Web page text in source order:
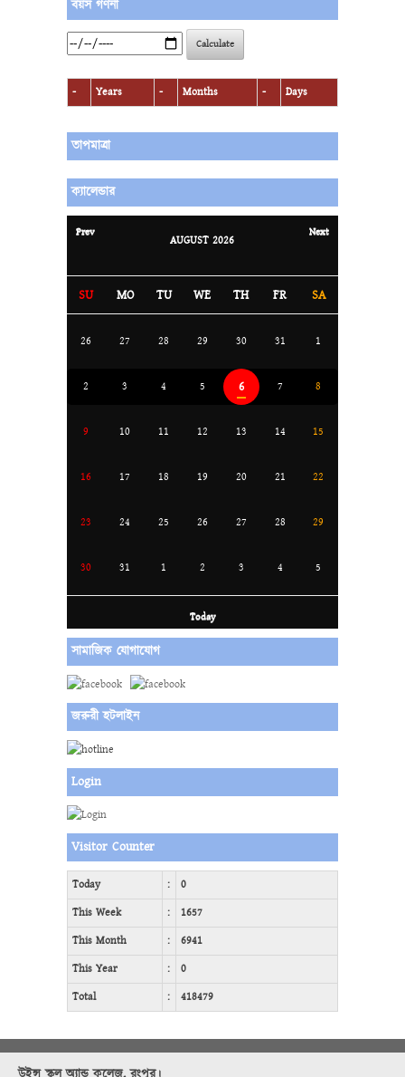
বয়স গণনা
Calculate
- Years - Months - Days
তাপমাত্রা
ক্যালেন্ডার
Prev
AUGUST 2026
Next
SU MO TU WE TH FR SA
26 27 28 29 30 31 1
2 3 4 5 6 7 8
9 10 11 12 13 14 15
16 17 18 19 20 21 22
23 24 25 26 27 28 29
30 31 1 2 3 4 5
Today
সামাজিক যোগাযোগ
জরুরী হটলাইন
Login
Visitor Counter
Today :
0
This Week
:
1657
This Month
:
6941
This Year
:
0
Total
: 418479